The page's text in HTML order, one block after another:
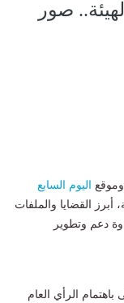
صور
اليوم السابع
أبرز القضايا والملفات
دعم وتطوير
الرأي العام